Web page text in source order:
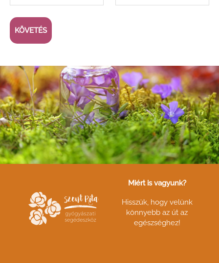
KÖVETÉS
Miért is vagyunk?
Hisszük, hogy velünk
könnyebb az út az
egészséghez!